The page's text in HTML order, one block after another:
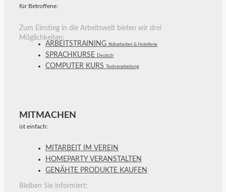
für Betroffene:
Zum Einstieg in die Arbeitswelt bieten wir drei
Möglichkeiten:
ARBEITSTRAINING Näharbeiten & Hotellerie
SPRACHKURSE Deutsch
COMPUTER KURS Textverarbeitung
MITMACHEN
ist einfach:
MITARBEIT IM VEREIN
HOMEPARTY VERANSTALTEN
GENÄHTE PRODUKTE KAUFEN
Bleiben Sie informiert: